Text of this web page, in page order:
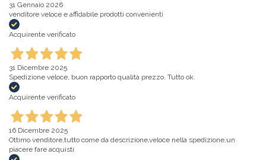
31 Gennaio 2026
venditore veloce e affidabile prodotti convenienti
Acquirente verificato
31 Dicembre 2025
Spedizione veloce, buon rapporto qualità prezzo. Tutto ok.
Acquirente verificato
16 Dicembre 2025
Ottimo venditore,tutto come da descrizione,veloce nella spedizione,un
piacere fare acquisti